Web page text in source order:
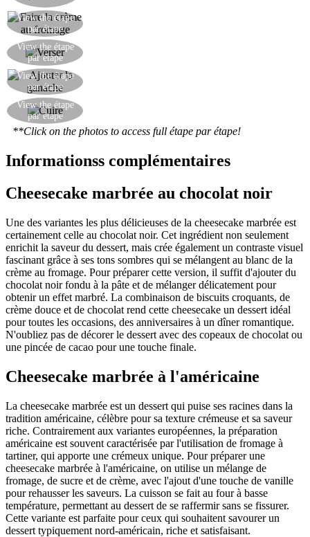
View the étape
par étape
View the étape
par étape
View the étape
par étape
View the étape
par étape
**Click on the photos to access full étape par étape!
Informationss complémentaires
Cheesecake marbrée au chocolat noir
Une des variantes les plus délicieuses de la cheesecake marbrée est
certainement celle au chocolat noir. Cet ingrédient non seulement
enrichit la saveur du dessert, mais crée également un contraste visuel
fascinant grâce à ses tons sombres qui se mélangent au blanc de la
crème au fromage. Pour préparer cette version, il suffit d'ajouter du
chocolat noir fondu à la pâte et de mélanger délicatement pour
obtenir un effet marbré. La combinaison de biscuits croquants, de
crème douce et de chocolat rend cette cheesecake un dessert idéal
pour toutes les occasions, des anniversaires à un dîner romantique.
N'oubliez pas de décorer le dessert avec des copeaux de chocolat ou
une pincée de cacao pour une touche finale.
Cheesecake marbrée à l'américaine
La cheesecake marbrée est un dessert qui puise ses racines dans la
tradition américaine, célèbre pour sa texture crémeuse et sa saveur
riche. Contrairement aux variantes européennes, la préparation
américaine est souvent caractérisée par l'utilisation de fromage à
tartiner, qui apporte une crémeux unique. Pour préparer une
cheesecake marbrée à l'américaine, on utilise un mélange de
fromage, de sucre et de crème, avec l'ajout d'une touche de vanille
pour rehausser les saveurs. La cuisson se fait au four à basse
température, permettant au dessert de se raffermir sans se fissurer.
Cette variante est parfaite pour ceux qui souhaitent savourer un
dessert typiquement nord-américain, riche et satisfaisant.